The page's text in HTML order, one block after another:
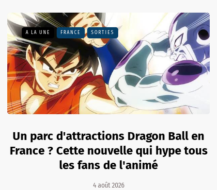
A LA UNE FRANCE SORTIES
Un parc d'attractions Dragon Ball en
France ? Cette nouvelle qui hype tous
les fans de l'animé
4 août 2026